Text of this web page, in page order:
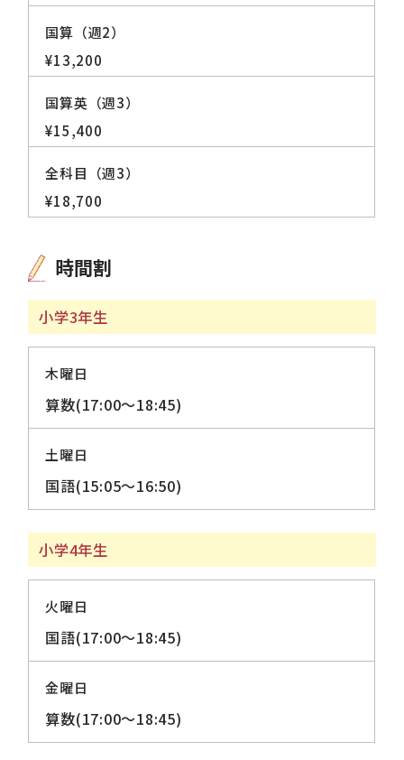
国算（週2）
¥13,200
国算英（週3）
¥15,400
全科目（週3）
¥18,700
時間割
小学3年生
木曜日
算数(17:00～18:45)
土曜日
国語(15:05～16:50)
小学4年生
火曜日
国語(17:00～18:45)
金曜日
算数(17:00～18:45)